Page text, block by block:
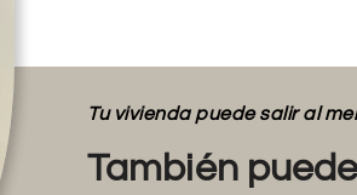
Tu vivienda puede salir al
También